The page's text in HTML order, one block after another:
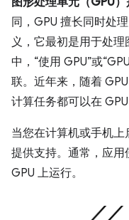
同，GPU 擅长同时处
义，它最初是用于处
中，“使用 GPU”或
联。近年来，随着
计算任务都可以在 GPU
当您在计算机或手机上
提供支持。通常，应用
GPU 上运行。